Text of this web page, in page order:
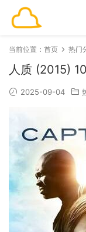
当前位置： 首页 热门
人质 (2015)
2025-09-04